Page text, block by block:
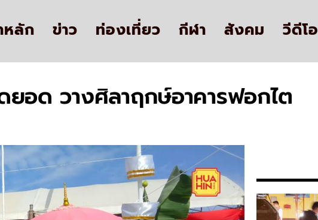
หลัก ข่าว ท่องเที่ยว กีฬา สังคม วีดีโอ
อด วางศิลาฤกษ์อาคารฟอกไต